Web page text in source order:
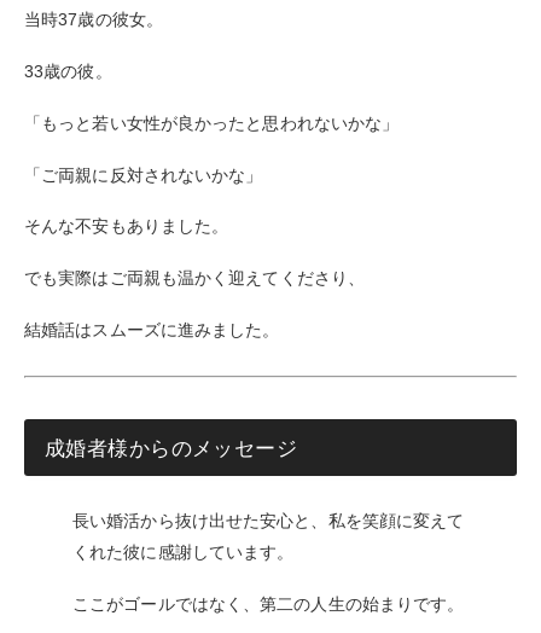
当時37歳の彼女。
33歳の彼。
「もっと若い女性が良かったと思われないかな」
「ご両親に反対されないかな」
そんな不安もありました。
でも実際はご両親も温かく迎えてくださり、
結婚話はスムーズに進みました。
成婚者様からのメッセージ
長い婚活から抜け出せた安心と、私を笑顔に変えて
くれた彼に感謝しています。
ここがゴールではなく、第二の人生の始まりです。